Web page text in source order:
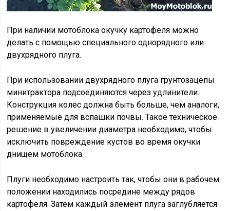
При наличии мотоблока окучку картофеля можно
делать с помощью специального однорядного или
двухрядного плуга.
При использовании двухрядного плуга грунтозацепы
минитрактора подсоединяются через удлинители.
Конструкция колес должна быть больше, чем аналоги,
применяемые для вспашки почвы. Такое техническое
решение в увеличении диаметра необходимо, чтобы
исключить повреждение кустов во время окучки
днищем мотоблока.
Плуги необходимо настроить так, чтобы они в рабочем
положении находились посредине между рядов
картофеля. Затем каждый элемент плуга заглубляется